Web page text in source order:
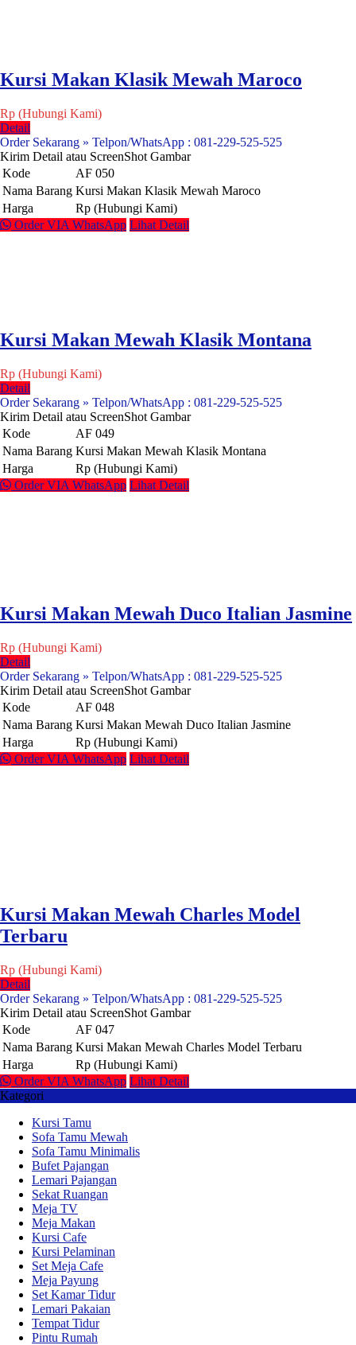
Kursi Makan Klasik Mewah Maroco
Rp (Hubungi Kami)
Detail
Order Sekarang » Telpon/WhatsApp : 081-229-525-525
Kirim Detail atau ScreenShot Gambar
Kode
AF 050
Nama Barang Kursi Makan Klasik Mewah Maroco
Harga
Rp (Hubungi Kami)
Order VIA WhatsApp Lihat Detail
Kursi Makan Mewah Klasik Montana
Rp (Hubungi Kami)
Detail
Order Sekarang » Telpon/WhatsApp : 081-229-525-525
Kirim Detail atau ScreenShot Gambar
Kode
AF 049
Nama Barang Kursi Makan Mewah Klasik Montana
Harga
Rp (Hubungi Kami)
Order VIA WhatsApp Lihat Detail
Kursi Makan Mewah Duco Italian Jasmine
Rp (Hubungi Kami)
Detail
Order Sekarang » Telpon/WhatsApp : 081-229-525-525
Kirim Detail atau ScreenShot Gambar
Kode
AF 048
Nama Barang Kursi Makan Mewah Duco Italian Jasmine
Harga
Rp (Hubungi Kami)
Order VIA WhatsApp Lihat Detail
Kursi Makan Mewah Charles Model
Terbaru
Rp (Hubungi Kami)
Detail
Order Sekarang » Telpon/WhatsApp : 081-229-525-525
Kirim Detail atau ScreenShot Gambar
Kode
AF 047
Nama Barang Kursi Makan Mewah Charles Model Terbaru
Harga
Rp (Hubungi Kami)
Order VIA WhatsApp Lihat Detail
Kategori
Kursi Tamu
Sofa Tamu Mewah
Sofa Tamu Minimalis
Bufet Pajangan
Lemari Pajangan
Sekat Ruangan
Meja TV
Meja Makan
Kursi Cafe
Kursi Pelaminan
Set Meja Cafe
Meja Payung
Set Kamar Tidur
Lemari Pakaian
Tempat Tidur
Pintu Rumah